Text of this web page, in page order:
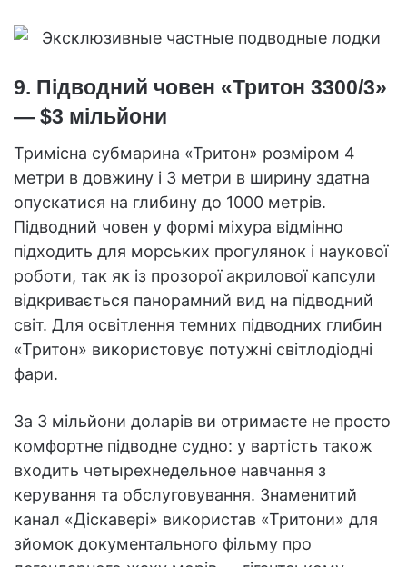
9. Підводний човен «Тритон 3300/3»
— $3 мільйони
Тримісна субмарина «Тритон» розміром 4
метри в довжину і 3 метри в ширину здатна
опускатися на глибину до 1000 метрів.
Підводний човен у формі міхура відмінно
підходить для морських прогулянок і наукової
роботи, так як із прозорої акрилової капсули
відкривається панорамний вид на підводний
світ. Для освітлення темних підводних глибин
«Тритон» використовує потужні світлодіодні
фари.
За 3 мільйони доларів ви отримаєте не просто
комфортне підводне судно: у вартість також
входить четырехнедельное навчання з
керування та обслуговування. Знаменитий
канал «Діскавері» використав «Тритони» для
зйомок документального фільму про